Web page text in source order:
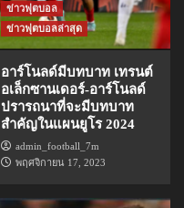
ข่าวฟุตบอล
ข่าวฟุตบอลล่าสุด
อาร์โนลด์มีบทบาท เทรนต์
อเล็กซานเดอร์-อาร์โนลด์
ปรารถนาที่จะมีบทบาท
สำคัญในแผนยูโร 2024
admin_football_7m
พฤศจิกายน 17, 2023